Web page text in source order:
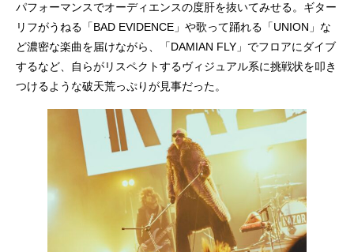
パフォーマンスでオーディエンスの度肝を抜いてみせる。ギター
リフがうねる「BAD EVIDENCE」や歌って踊れる「UNION」な
ど濃密な楽曲を届けながら、「DAMIAN FLY」でフロアにダイブ
するなど、自らがリスペクトするヴィジュアル系に挑戦状を叩き
つけるような破天荒っぷりが見事だった。